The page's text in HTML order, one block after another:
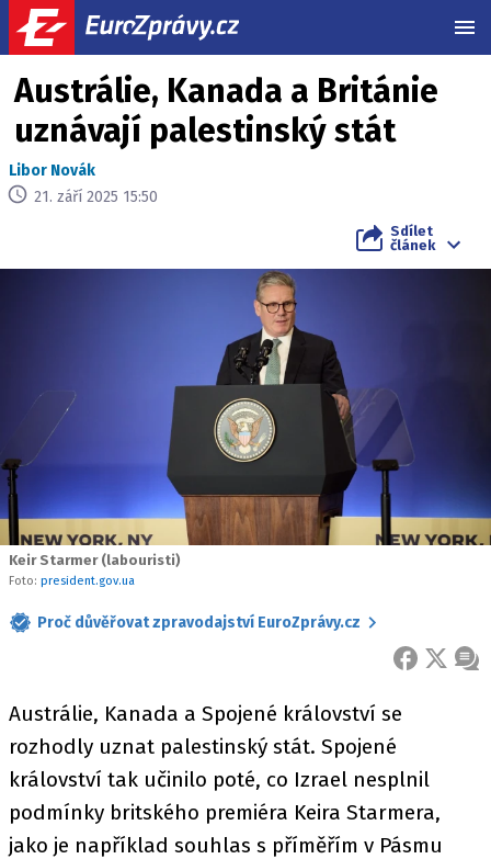
Austrálie, Kanada a Británie
uznávají palestinský stát
Libor Novák
21. září 2025 15:50
Sdílet
článek
Keir Starmer (labouristi)
Foto: president.gov.ua
Proč důvěřovat zpravodajství EuroZprávy.cz
FACEBOOK
X
Austrálie, Kanada a Spojené království se
rozhodly uznat palestinský stát. Spojené
království tak učinilo poté, co Izrael nesplnil
podmínky britského premiéra Keira Starmera,
jako je například souhlas s příměřím v Pásmu